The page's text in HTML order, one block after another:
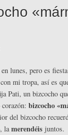
lunes, pero es
mi tropa, así es
Pati, un bizcocho
bizcocho
del bizcocho
lamerendéis juntos.